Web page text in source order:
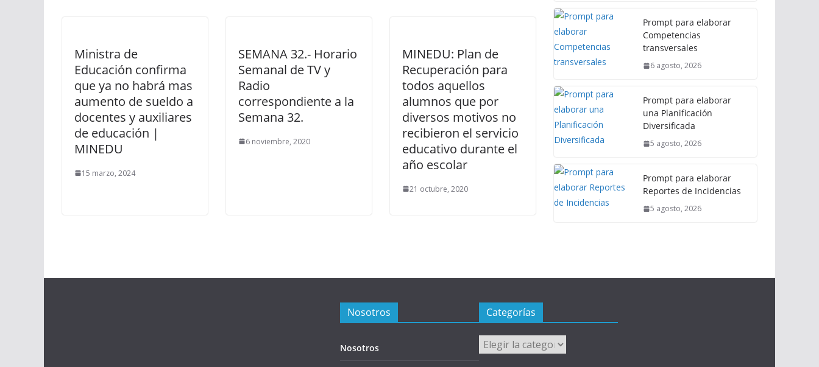
Ministra de
Educación confirma
que ya no habrá mas
aumento de sueldo a
docentes y auxiliares
de educación |
MINEDU
15 marzo, 2024
SEMANA 32.- Horario
Semanal de TV y
Radio
correspondiente a la
Semana 32.
6 noviembre, 2020
MINEDU: Plan de
Recuperación para
todos aquellos
alumnos que por
diversos motivos no
recibieron el servicio
educativo durante el
año escolar
21 octubre, 2020
Prompt para elaborar
Competencias
transversales
6 agosto, 2026
Prompt para elaborar
una Planificación
Diversificada
5 agosto, 2026
Prompt para elaborar
Reportes de Incidencias
5 agosto, 2026
Nosotros
Nosotros
Categorías
Categorías